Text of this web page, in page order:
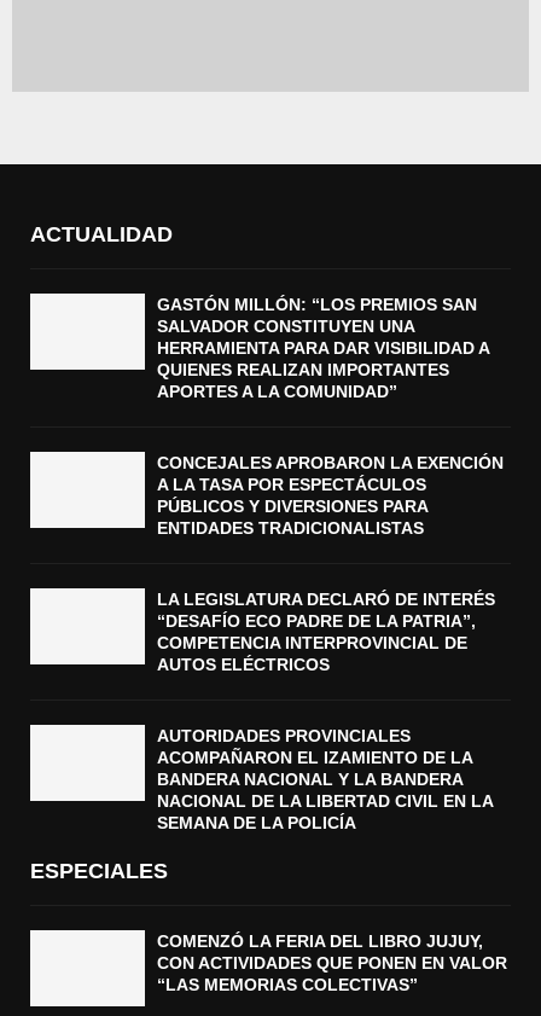
ACTUALIDAD
GASTÓN MILLÓN: “LOS PREMIOS SAN
SALVADOR CONSTITUYEN UNA
HERRAMIENTA PARA DAR VISIBILIDAD A
QUIENES REALIZAN IMPORTANTES
APORTES A LA COMUNIDAD”
CONCEJALES APROBARON LA EXENCIÓN
A LA TASA POR ESPECTÁCULOS
PÚBLICOS Y DIVERSIONES PARA
ENTIDADES TRADICIONALISTAS
LA LEGISLATURA DECLARÓ DE INTERÉS
“DESAFÍO ECO PADRE DE LA PATRIA”,
COMPETENCIA INTERPROVINCIAL DE
AUTOS ELÉCTRICOS
AUTORIDADES PROVINCIALES
ACOMPAÑARON EL IZAMIENTO DE LA
BANDERA NACIONAL Y LA BANDERA
NACIONAL DE LA LIBERTAD CIVIL EN LA
SEMANA DE LA POLICÍA
ESPECIALES
COMENZÓ LA FERIA DEL LIBRO JUJUY,
CON ACTIVIDADES QUE PONEN EN VALOR
“LAS MEMORIAS COLECTIVAS”